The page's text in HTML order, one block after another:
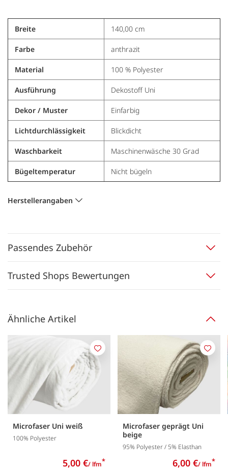
Breite 140,00 cm
Farbe anthrazit
Material 100 % Polyester
Ausführung Dekostoff Uni
Dekor / Muster Einfarbig
Lichtdurchlässigkeit Blickdicht
Waschbarkeit Maschinenwäsche 30 Grad
Bügeltemperatur Nicht bügeln
Herstellerangaben
Passendes Zubehör
Trusted Shops Bewertungen
Ähnliche Artikel
Microfaser Uni weiß
100% Polyester
5,00 €/ lfm*
Merken
Microfaser geprägt Uni
beige
95% Polyester / 5% Elasthan
6,00 €/ lfm*